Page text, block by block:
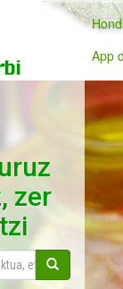
App
zer